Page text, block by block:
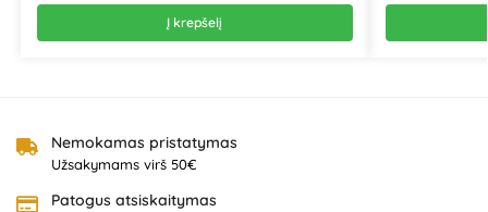
Į krepšelį
Nemokamas pristatymas
Užsakymams virš 50€
Patogus atsiskaitymas